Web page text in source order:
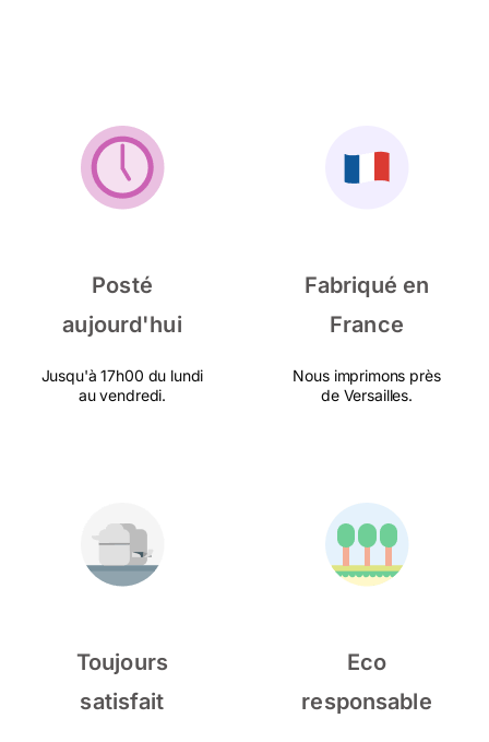
Posté
aujourd'hui
Jusqu'à 17h00 du lundi
au vendredi.
Fabriqué en
France
Nous imprimons près
de Versailles.
Toujours
satisfait
Eco
responsable